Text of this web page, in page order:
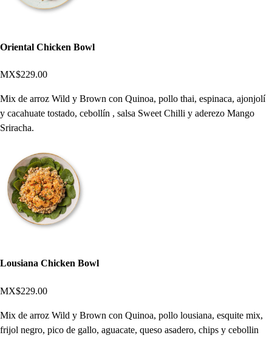
Oriental Chicken Bowl
MX$229.00
Mix de arroz Wild y Brown con Quinoa, pollo thai, espinaca, ajonjolí
y cacahuate tostado, cebollín , salsa Sweet Chilli y aderezo Mango
Sriracha.
Lousiana Chicken Bowl
MX$229.00
Mix de arroz Wild y Brown con Quinoa, pollo lousiana, esquite mix,
frijol negro, pico de gallo, aguacate, queso asadero, chips y cebollin